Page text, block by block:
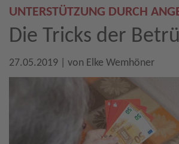
UNTERSTÜTZUNG DURCH
Die Tricks der
27.05.2019 | von Elke Wemhöner